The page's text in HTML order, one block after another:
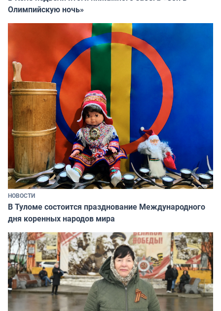
Олимпийскую ночь»
НОВОСТИ
В Туломе состоится празднование Международного
дня коренных народов мира